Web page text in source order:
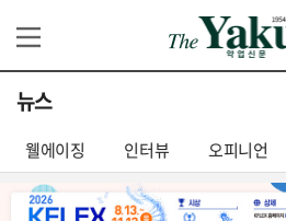
뉴스
웰에이징 인터뷰 오피니언